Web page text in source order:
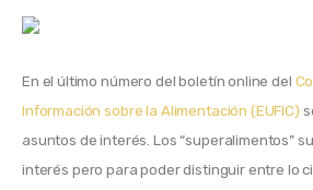
En el último número del boletín online del
Información sobre la Alimentación (EUFIC)
asuntos de interés. Los “superalimentos”
interés pero para poder distinguir entre lo